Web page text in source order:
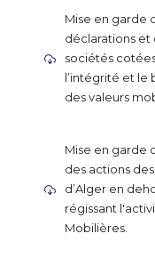
Mise en garde
déclarations
sociétés
l’intégrité et le
des valeurs
Mise en garde
des actions
d’Alger en
régissant
Mobilières.